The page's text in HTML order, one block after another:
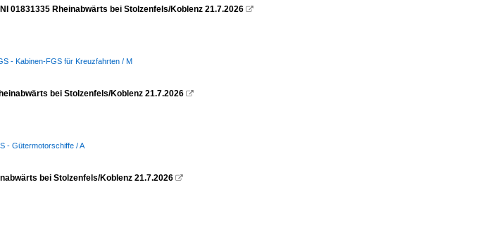
01831335 Rheinabwärts bei Stolzenfels/Koblenz 21.7.2026 
- Kabinen-FGS für Kreuzfahrten / M
bei Stolzenfels/Koblenz 21.7.2026 
- Gütermotorschiffe / A
bei Stolzenfels/Koblenz 21.7.2026 